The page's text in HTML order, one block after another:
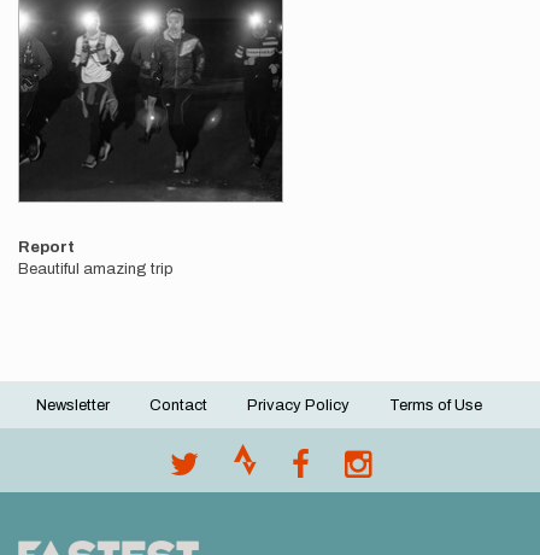
Report
Beautiful amazing trip
Footer
Newsletter Contact Privacy Policy Terms of Use